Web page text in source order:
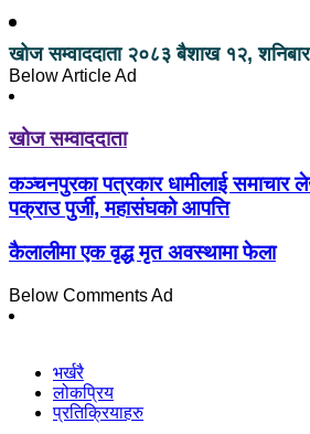
खोज सम्वाददाता २०८३ बैशाख १२,
Below Article Ad
खोज सम्वाददाता
कञ्चनपुरका पत्रकार धामीलाई समाचार
पक्राउ पुर्जी, महासंघको आपत्ति
कैलालीमा एक वृद्ध मृत अवस्थामा फेला
Below Comments Ad
भर्खरै
लोकप्रिय
प्रतिक्रियाहरु